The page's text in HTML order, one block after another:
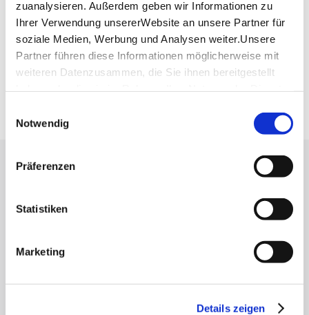
zuanalysieren. Außerdem geben wir Informationen zu
Ihrer Verwendung unsererWebsite an unsere Partner für
soziale Medien, Werbung und Analysen weiter.Unsere
Partner führen diese Informationen möglicherweise mit
weiteren Datenzusammen, die Sie ihnen bereitgestellt
Impressum
Notwendig
Präferenzen
Statistiken
Marketing
Details zeigen
Verkehrs- und Tarifverbund Stuttgart GmbH
Fahrplanauskunft des VVS
Deutsche Bahn AG
Fahrplanauskunft der DB
Lassen Sie sich inspirieren!
Mit unserem Newsletter bleiben Sie zu Events,
Highlights und aktuellen Angeboten in
Abonnieren